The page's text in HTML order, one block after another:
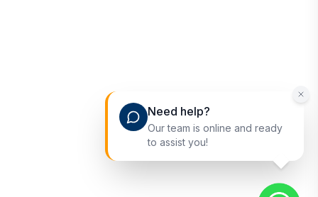
Need help?
Our team is online and ready
to assist you!